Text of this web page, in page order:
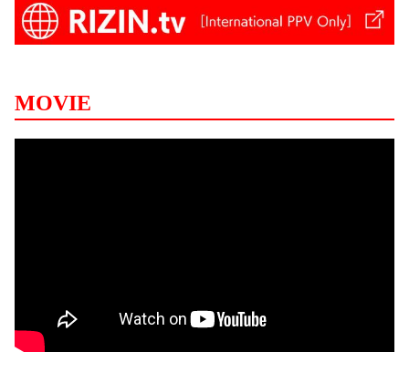
MOVIE